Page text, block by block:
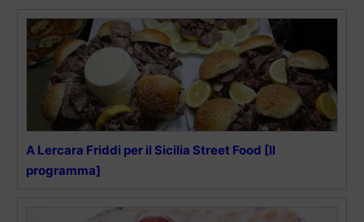
A Lercara Friddi per il Sicilia Street Food [Il
programma]